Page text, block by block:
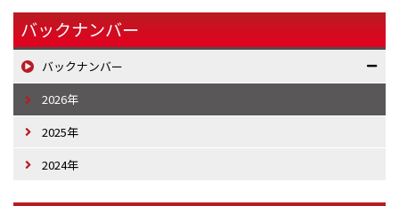
バックナンバー
バックナンバー
2026年
2025年
2024年